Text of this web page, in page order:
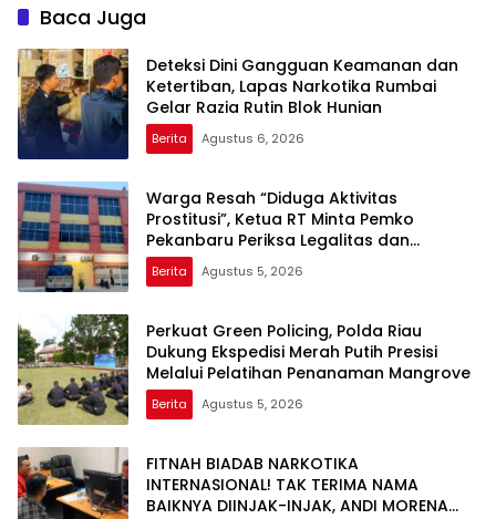
Baca Juga
Deteksi Dini Gangguan Keamanan dan
Ketertiban, Lapas Narkotika Rumbai
Gelar Razia Rutin Blok Hunian
Berita Agustus 6, 2026
Warga Resah “Diduga Aktivitas
Prostitusi”, Ketua RT Minta Pemko
Pekanbaru Periksa Legalitas dan
Aktivitas Z Homestay di Jalan Tanjung
Datuk
Berita Agustus 5, 2026
Perkuat Green Policing, Polda Riau
Dukung Ekspedisi Merah Putih Presisi
Melalui Pelatihan Penanaman Mangrove
Berita Agustus 5, 2026
FITNAH BIADAB NARKOTIKA
INTERNASIONAL! TAK TERIMA NAMA
BAIKNYA DIINJAK-INJAK, ANDI MORENA